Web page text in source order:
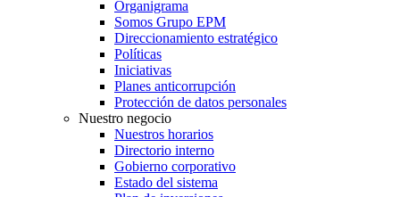
Organigrama
Somos Grupo EPM
Direccionamiento estratégico
Políticas
Iniciativas
Planes anticorrupción
Protección de datos personales
Nuestro negocio
Nuestros horarios
Directorio interno
Gobierno corporativo
Estado del sistema